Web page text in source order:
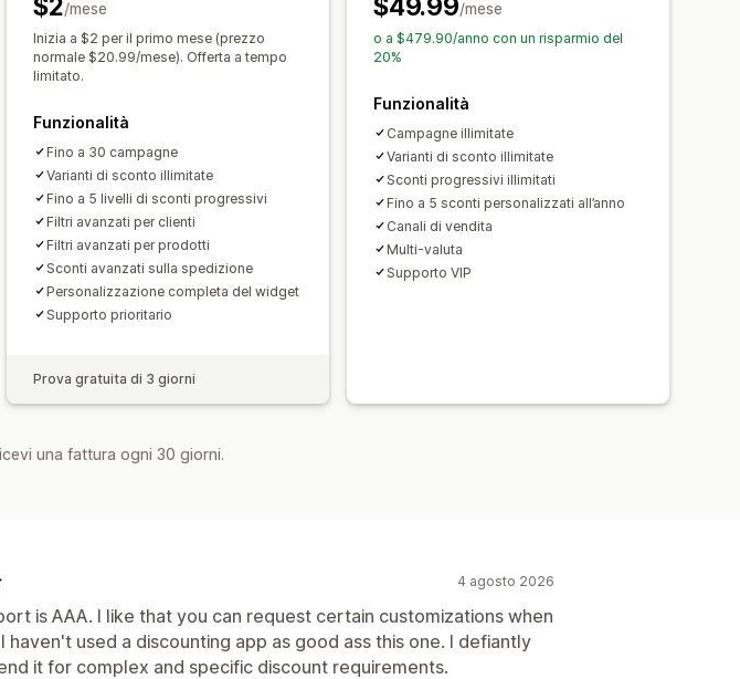
Localizzazione
Trigger e regole Accumulo degli sconti
Automazioni
Geolocalizzazione Segmentazione Aggiunta di tag
$2/mese
Inizia a $2 per il primo mese (prezzo
normale $20.99/mese). Offerta a tempo
limitato.
Funzionalità
Fino a 30 campagne
Varianti di sconto illimitate
Fino a 5 livelli di sconti progressivi
Filtri avanzati per clienti
Filtri avanzati per prodotti
Sconti avanzati sulla spedizione
Personalizzazione completa del widget
Supporto prioritario
Prova gratuita di 3 giorni
$49.99/mese
o a $479.90/anno con un risparmio del
20%
Funzionalità
Campagne illimitate
Varianti di sconto illimitate
Sconti progressivi illimitati
Fino a 5 sconti personalizzati all’anno
Canali di vendita
Multi-valuta
Supporto VIP
una fattura ogni 30 giorni.
4 agosto 2026
is AAA. I like that you can request certain customizations when
haven't used a discounting app as good ass this one. I defiantly
it for complex and specific discount requirements.